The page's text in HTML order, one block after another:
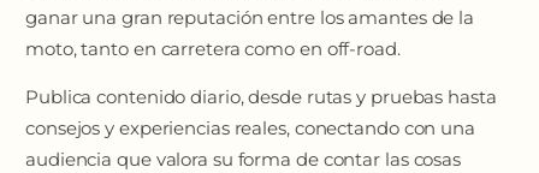
ganar una gran reputación entre los amantes de la
moto, tanto en carretera como en off-road.
Publica contenido diario, desde rutas y pruebas hasta
consejos y experiencias reales, conectando con una
audiencia que valora su forma de contar las cosas